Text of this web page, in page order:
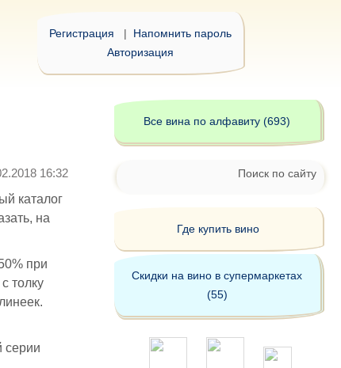
Регистрация | Напомнить пароль
Авторизация
16:32
каталог
на
при
толку
серии
Все вина по алфавиту (693)
Поиск по сайту
Где купить вино
Скидки на вино в супермаркетах
(55)